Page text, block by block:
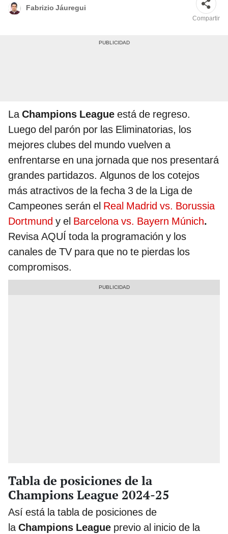
Fabrizio Jáuregui
Compartir
LaChampions League está de regreso.
Luego del parón por las Eliminatorias, los
mejores clubes del mundo vuelven a
enfrentarse en una jornada que nos presentará
grandes partidazos. Algunos de los cotejos
más atractivos de la fecha 3 de la Liga de
Campeones serán el Real Madrid vs. Borussia
Dortmund y el Barcelona vs. Bayern Múnich.
Revisa AQUÍ toda la programación y los
canales de TV para que no te pierdas los
compromisos.
Tabla de posiciones de la
Champions League 2024-25
Así está la tabla de posiciones de
laChampions League previo al inicio de la